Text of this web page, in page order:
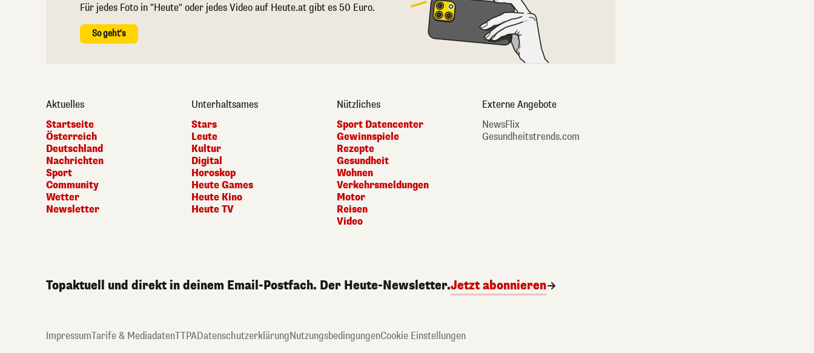
Für jedes Foto in "Heute" oder jedes Video auf Heute.at gibt es 50 Euro.
So geht's
Aktuelles
Startseite
Österreich
Deutschland
Nachrichten
Sport
Community
Wetter
Newsletter
Unterhaltsames
Stars
Leute
Kultur
Digital
Horoskop
Heute Games
Heute Kino
Heute TV
Nützliches
Sport Datencenter
Gewinnspiele
Rezepte
Gesundheit
Wohnen
Verkehrsmeldungen
Motor
Reisen
Video
Externe Angebote
NewsFlix
Gesundheitstrends.com
Topaktuell und direkt in deinem Email-Postfach. Der Heute-Newsletter.Jetzt abonnieren
ImpressumTarife & MediadatenTTPADatenschutzerklärungNutzungsbedingungenCookie Einstellungen